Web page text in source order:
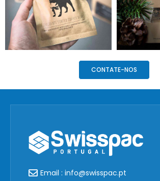
CONTATE-NOS
Email : info@swisspac.pt